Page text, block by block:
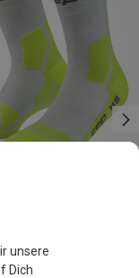
unsere
Dich